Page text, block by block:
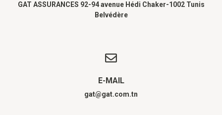
GAT ASSURANCES 92-94 avenue Hédi Chaker-1002 Tunis
Belvédère
E-MAIL
gat@gat.com.tn